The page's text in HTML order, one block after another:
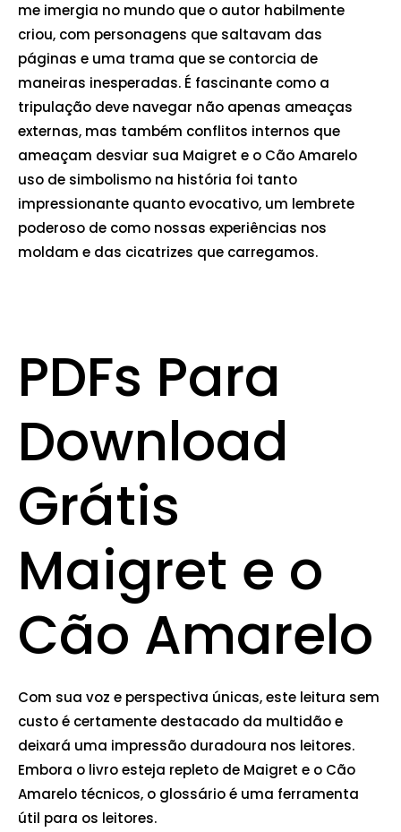
me imergia no mundo que o autor habilmente
criou, com personagens que saltavam das
páginas e uma trama que se contorcia de
maneiras inesperadas. É fascinante como a
tripulação deve navegar não apenas ameaças
externas, mas também conflitos internos que
ameaçam desviar sua Maigret e o Cão Amarelo
uso de simbolismo na história foi tanto
impressionante quanto evocativo, um lembrete
poderoso de como nossas experiências nos
moldam e das cicatrizes que carregamos.
PDFs Para
Download
Grátis
Maigret e o
Cão Amarelo
Com sua voz e perspectiva únicas, este leitura sem
custo é certamente destacado da multidão e
deixará uma impressão duradoura nos leitores.
Embora o livro esteja repleto de Maigret e o Cão
Amarelo técnicos, o glossário é uma ferramenta
útil para os leitores.